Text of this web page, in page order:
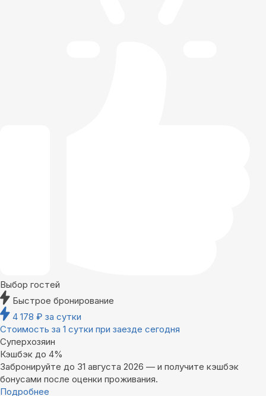
Выбор гостей
Быстрое бронирование
4 178 ₽ за сутки
Стоимость за 1 сутки при заезде сегодня
Суперхозяин
Кэшбэк до 4%
Забронируйте до 31 августа 2026 — и получите кэшбэк
бонусами после оценки проживания.
Подробнее